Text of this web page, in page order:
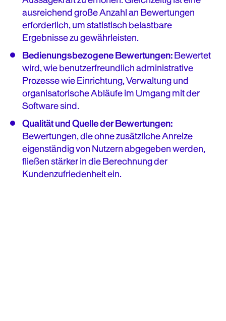
ausreichend große Anzahl an Bewertungen
erforderlich, um statistisch belastbare
Ergebnisse zu gewährleisten.
Bedienungsbezogene Bewertungen:Bewertet
wird, wie benutzerfreundlich administrative
Prozesse wie Einrichtung, Verwaltung und
organisatorische Abläufe im Umgang mit der
Software sind.
Qualität und Quelle der Bewertungen:
Bewertungen, die ohne zusätzliche Anreize
eigenständig von Nutzern abgegeben werden,
fließen stärker in die Berechnung der
Kundenzufriedenheit ein.